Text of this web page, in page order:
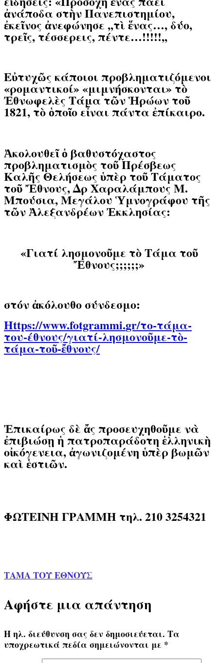
ἀνάποδα στὴν Πανεπιστημίου,
ἐκεῖνος ἀνεφώνησε ,,τὶ ἕνας…, δύο,
τρεῖς, τέσσερεις, πέντε…!!!!!,,
Εὐτυχῶς κάποιοι προβληματιζόμενοι
«ρομαντικοί» «μιμνήσκονται» τὸ
Ἐθνωφελὲς Τάμα τῶν Ἡρώων τοῦ
1821, τὸ ὁποῖο εἶναι πάντα ἐπίκαιρο.
Ἀκολουθεῖ ὁ βαθυστόχαστος
προβληματισμὸς τοῦ Πρέσβεως
Καλῆς Θελήσεως ὑπὲρ τοῦ Τάματος
τοῦ Ἔθνους,Δρ Χαραλάμπoυς Μ.
Μπούσια, Μεγάλου Ὑμνογράφου τῆς
τῶν Ἀλεξανδρέων Ἐκκλησίας:
«Γιατί λησμονοῦμε τὸ Τάμα τοῦ
Ἔθνους;;;;;;»
στόν ἀκόλουθο σύνδεσμο:
Https://www.fotgrammi.gr/το-τάμα-
του-έθνους/γιατί-λησμονοῦμε-τὸ-
τάμα-τοῦ-ἔθνους/
Ἐπικαίρως δὲ ἄς προσευχηθοῦμε νὰ
ἐπιβιώσῃ ἡ πατροπαράδοτη ἑλληνικὴ
οἰκόγενεια, ἀγωνιζομένη ὑπὲρ βωμῶν
καὶ ἑστιῶν.
ΦΩΤΕΙΝΗ ΓΡΑΜΜΗ τηλ. 210 3254321
ΤΑΜΑ ΤΟΥ ΕΘΝΟΥΣ
Αφήστε μια απάντηση
Η ηλ. διεύθυνση σας δεν δημοσιεύεται. Τα
υποχρεωτικά πεδία σημειώνονται με *